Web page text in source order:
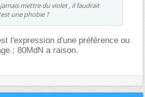
mettre du violet , il faudrait
une phobie ?
l'expression d'une préférence ou
; 80MdN a raison.